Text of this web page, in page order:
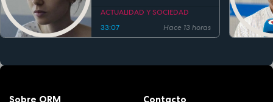
ACTUALIDAD Y SOCIEDAD
33:07
Hace 13 horas
Sobre ORM Contacto